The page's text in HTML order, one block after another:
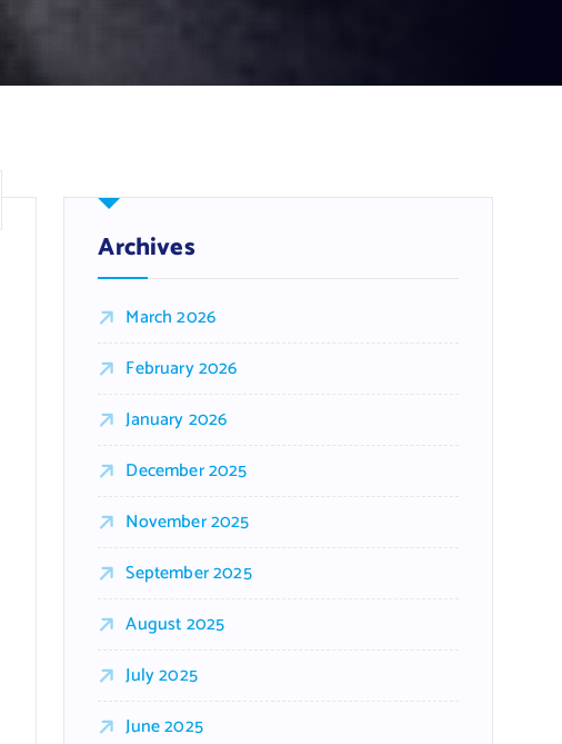
Archives
March 2026
February 2026
January 2026
December 2025
November 2025
September 2025
August 2025
July 2025
June 2025